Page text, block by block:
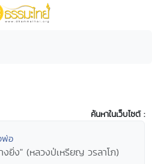
ค้นหาในเว็บไซต์ :
พ่อ
ยิ่ง" (หลวงป่เหรียญ วรลาโภ)